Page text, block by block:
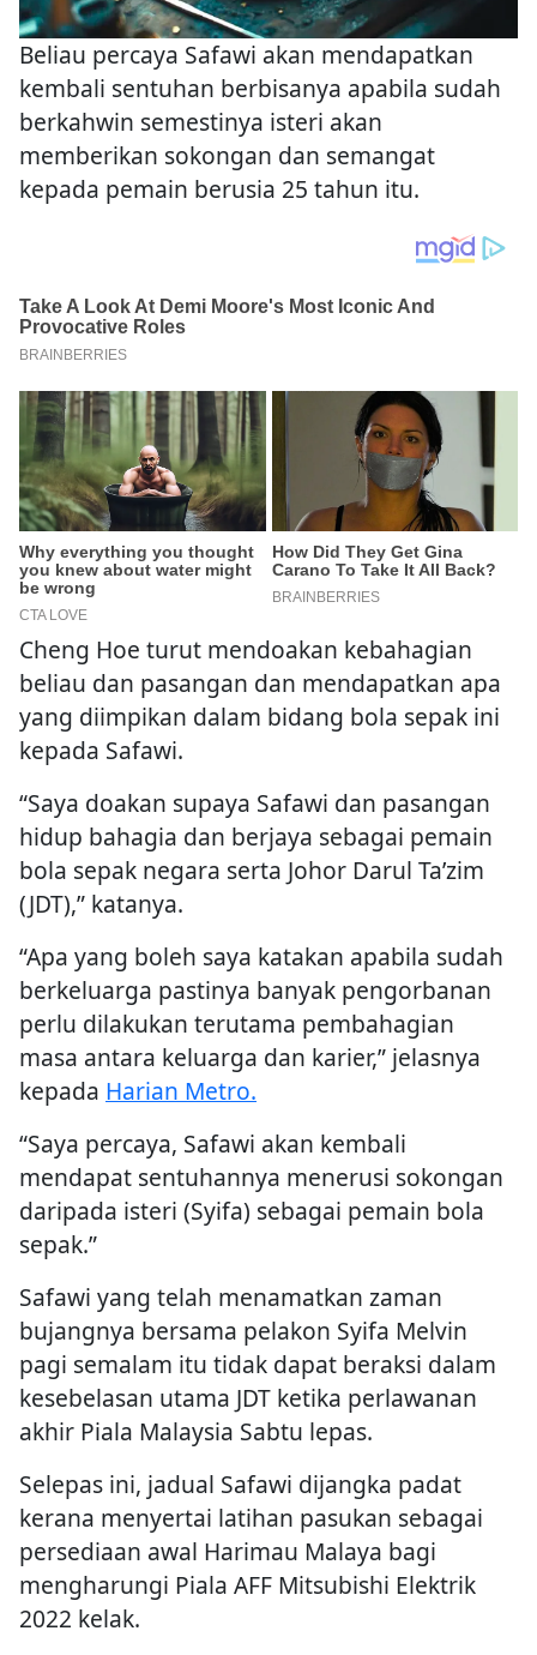
Beliau percaya Safawi akan mendapatkan
kembali sentuhan berbisanya apabila sudah
berkahwin semestinya isteri akan
memberikan sokongan dan semangat
kepada pemain berusia 25 tahun itu.
Cheng Hoe turut mendoakan kebahagian
beliau dan pasangan dan mendapatkan apa
yang diimpikan dalam bidang bola sepak ini
kepada Safawi.
“Saya doakan supaya Safawi dan pasangan
hidup bahagia dan berjaya sebagai pemain
bola sepak negara serta Johor Darul Ta’zim
(JDT),” katanya.
“Apa yang boleh saya katakan apabila sudah
berkeluarga pastinya banyak pengorbanan
perlu dilakukan terutama pembahagian
masa antara keluarga dan karier,” jelasnya
kepada Harian Metro.
“Saya percaya, Safawi akan kembali
mendapat sentuhannya menerusi sokongan
daripada isteri (Syifa) sebagai pemain bola
sepak.”
Safawi yang telah menamatkan zaman
bujangnya bersama pelakon Syifa Melvin
pagi semalam itu tidak dapat beraksi dalam
kesebelasan utama JDT ketika perlawanan
akhir Piala Malaysia Sabtu lepas.
Selepas ini, jadual Safawi dijangka padat
kerana menyertai latihan pasukan sebagai
persediaan awal Harimau Malaya bagi
mengharungi Piala AFF Mitsubishi Elektrik
2022 kelak.